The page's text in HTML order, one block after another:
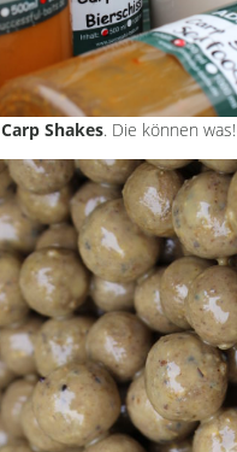
Carp Shakes. Die können was!